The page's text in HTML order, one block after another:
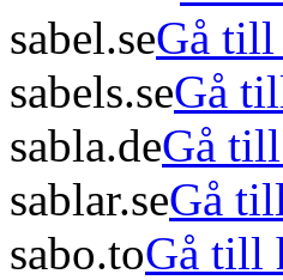
sabel.seGå till
sabels.seGå
sabla.deGå
sablar.seGå
sabo.toGå till